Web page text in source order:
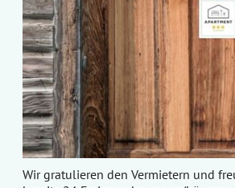
Wir gratulieren den Vermietern und